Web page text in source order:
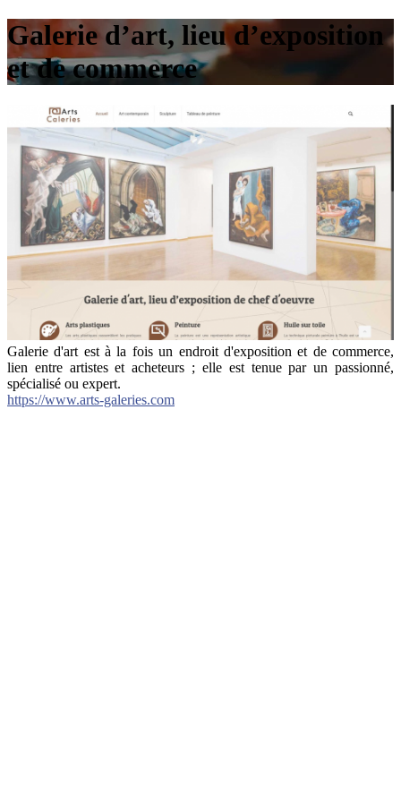
Galerie d’art, lieu d’exposition
et de commerce
Galerie d'art est à la fois un endroit d'exposition et de commerce,
lien entre artistes et acheteurs ; elle est tenue par un passionné,
spécialisé ou expert.
https://www.arts-galeries.com